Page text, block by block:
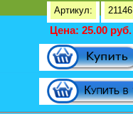
Артикул: 21146
Цена: 25.00 руб.